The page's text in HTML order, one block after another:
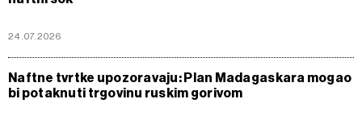
24.07.2026
Naftne tvrtke upozoravaju: Plan Madagaskara mogao
bi potaknuti trgovinu ruskim gorivom